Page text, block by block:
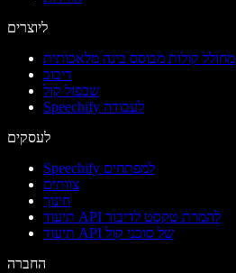
ליוצרים
מחולל קולות מבוסס בינה מלאכותית
דיבוב
שכפול קול
Speechify לעבודה
לעסקים
Speechify למפתחים
צוותים
חינוך
תיעוד API להמרת טקסט לדיבור
תיעוד API של סוכני קול
החברה